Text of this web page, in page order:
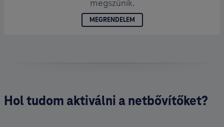
megszűnik.
MEGRENDELEM
Hol tudom aktiválni a netbővítőket?